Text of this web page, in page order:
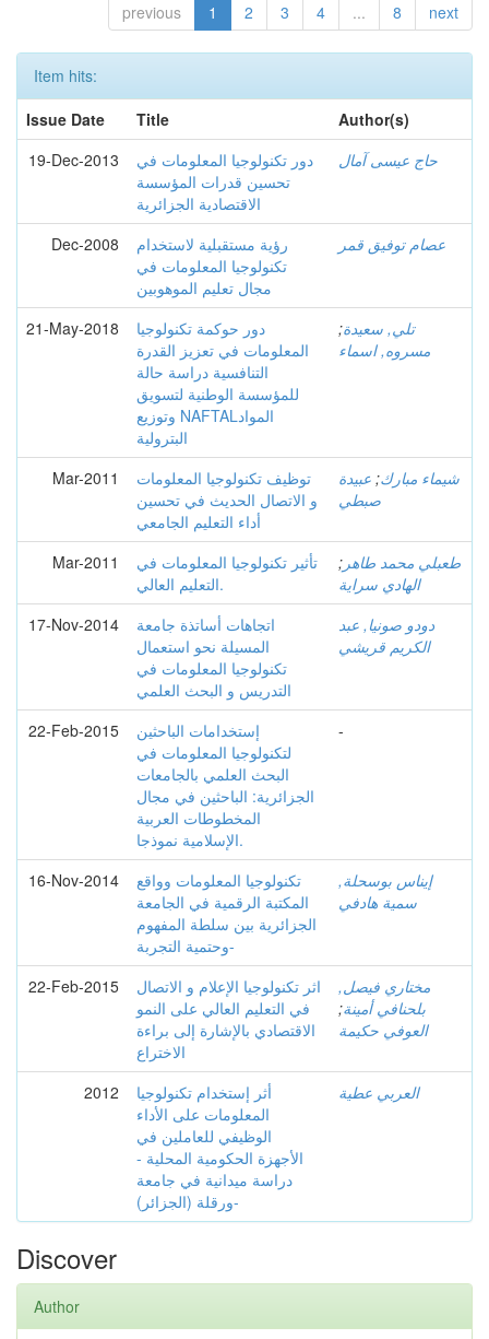
previous 1 2 3 4 ... 8 next
Item hits:
Issue Date
Title
Author(s)
19-Dec-2013
دور تكنولوجيا المعلومات في
تحسين قدرات المؤسسة
الاقتصادية الجزائرية
حاج عيسى آمال
Dec-2008
رؤية مستقبلية لاستخدام
تكنولوجيا المعلومات في
مجال تعليم الموهوبين
عصام توفيق قمر
21-May-2018
دور حوكمة تكنولوجيا
المعلومات في تعزيز القدرة
التنافسية دراسة حالة
للمؤسسة الوطنية لتسويق
وتوزيع NAFTALالمواد
البترولية
تلي, سعيدة;
مسروه, اسماء
Mar-2011
توظيف تكنولوجيا المعلومات
و الاتصال الحديث في تحسين
أداء التعليم الجامعي
شيماء مبارك; عبيدة
صبطي
Mar-2011
تأثير تكنولوجيا المعلومات في
التعليم العالي.
طعبلي محمد طاهر ;
الهادي سراية
17-Nov-2014
اتجاهات أساتذة جامعة
المسيلة نحو استعمال
تكنولوجيا المعلومات في
التدريس و البحث العلمي
دودو صونيا, عبد
الكريم قريشي
22-Feb-2015
إستخدامات الباحثين
لتكنولوجيا المعلومات في
البحث العلمي بالجامعات
الجزائرية: الباحثين في مجال
المخطوطات العربية
الإسلامية نموذجا.
-
16-Nov-2014
تكنولوجيا المعلومات وواقع
المكتبة الرقمية في الجامعة
الجزائرية بين سلطة المفهوم
وحتمية التجربة-
إيناس بوسحلة,
سمية هادفي
22-Feb-2015
اثر تكنولوجيا الإعلام و الاتصال
في التعليم العالي على النمو
الاقتصادي بالإشارة إلى براءة
الاختراع
مختاري فيصل,
بلحنافي أمينة;
العوفي حكيمة
2012
أثر إستخدام تكنولوجيا
المعلومات على الأداء
الوظيفي للعاملين في
الأجهزة الحكومية المحلية -
دراسة ميدانية في جامعة
ورقلة (الجزائر)-
العربي عطية
Discover
Author